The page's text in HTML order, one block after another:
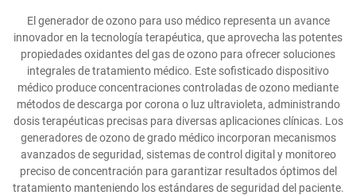
Productos
Sobre Nosotros
Casos
Contáctenos
El generador de ozono para uso médico representa un avance
innovador en la tecnología terapéutica, que aprovecha las potentes
propiedades oxidantes del gas de ozono para ofrecer soluciones
integrales de tratamiento médico. Este sofisticado dispositivo
médico produce concentraciones controladas de ozono mediante
métodos de descarga por corona o luz ultravioleta, administrando
dosis terapéuticas precisas para diversas aplicaciones clínicas. Los
generadores de ozono de grado médico incorporan mecanismos
avanzados de seguridad, sistemas de control digital y monitoreo
preciso de concentración para garantizar resultados óptimos del
tratamiento manteniendo los estándares de seguridad del paciente.